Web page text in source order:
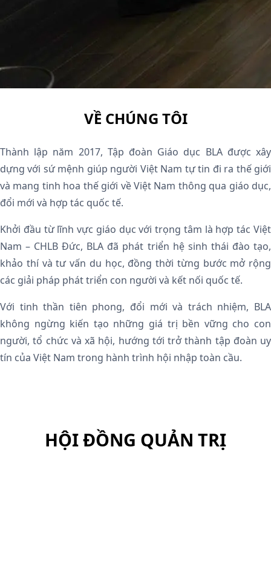
VỀ CHÚNG TÔI
Thành lập năm 2017, Tập đoàn Giáo dục BLA được xây
dựng với sứ mệnh giúp người Việt Nam tự tin đi ra thế giới
và mang tinh hoa thế giới về Việt Nam thông qua giáo dục,
đổi mới và hợp tác quốc tế.
Khởi đầu từ lĩnh vực giáo dục với trọng tâm là hợp tác Việt
Nam – CHLB Đức, BLA đã phát triển hệ sinh thái đào tạo,
khảo thí và tư vấn du học, đồng thời từng bước mở rộng
các giải pháp phát triển con người và kết nối quốc tế.
Với tinh thần tiên phong, đổi mới và trách nhiệm, BLA
không ngừng kiến tạo những giá trị bền vững cho con
người, tổ chức và xã hội, hướng tới trở thành tập đoàn uy
tín của Việt Nam trong hành trình hội nhập toàn cầu.
HỘI ĐỒNG QUẢN TRỊ